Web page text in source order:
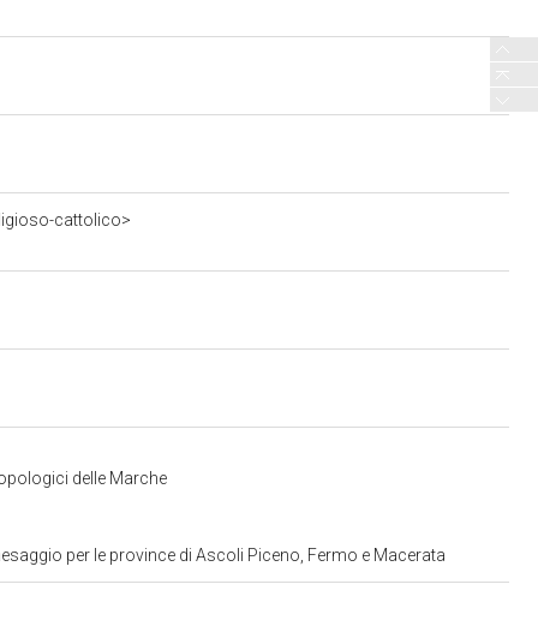
cattolico>
delle Marche
per le province di Ascoli Piceno, Fermo e Macerata